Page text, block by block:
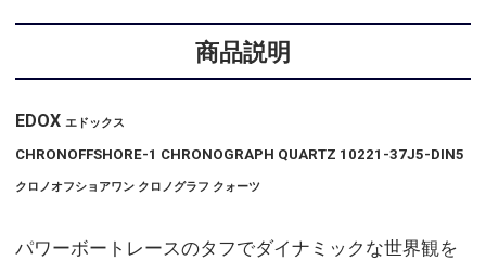
商品説明
EDOX エドックス
CHRONOFFSHORE-1 CHRONOGRAPH QUARTZ 10221-37J5-DIN5
クロノオフショアワン クロノグラフ クォーツ
パワーボートレースのタフでダイナミックな世界観を